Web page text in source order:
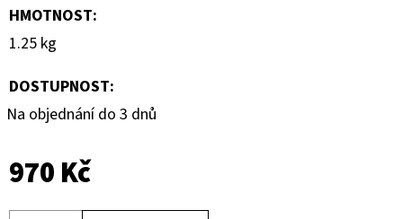
HMOTNOST:
1.25 kg
DOSTUPNOST:
Na objednání do 3 dnů
970 Kč